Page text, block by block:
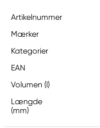
Artikelnummer
Mærker
Kategorier
EAN
Volumen (l)
Længde
(mm)